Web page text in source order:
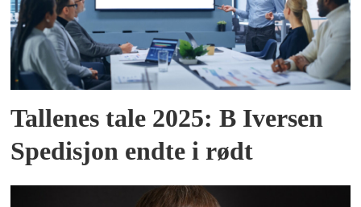
Tallenes tale 2025: B Iversen
Spedisjon endte i rødt